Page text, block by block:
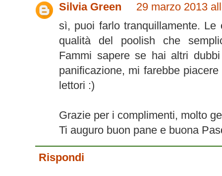
Silvia Green
29 marzo 2013
sì, puoi farlo tranquillamente.
qualità del poolish che
Fammi sapere se hai altri
panificazione, mi farebbe
lettori :)
Grazie per i complimenti, molto
Ti auguro buon pane e buona
Rispondi